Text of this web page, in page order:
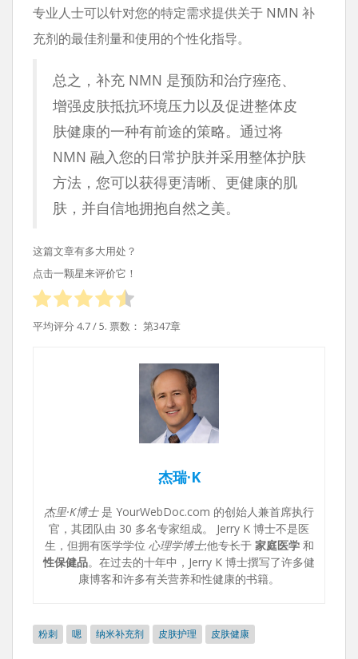
专业人士可以针对您的特定需求提供关于 NMN 补
充剂的最佳剂量和使用的个性化指导。
总之，补充 NMN 是预防和治疗痤疮、
增强皮肤抵抗环境压力以及促进整体皮
肤健康的一种有前途的策略。通过将
NMN 融入您的日常护肤并采用整体护肤
方法，您可以获得更清晰、更健康的肌
肤，并自信地拥抱自然之美。
这篇文章有多大用处？
点击一颗星来评价它！
平均评分 4.7/ 5. 票数： 第347章
杰瑞·K
杰里·K博士是 YourWebDoc.com 的创始人兼首席执行
官，其团队由 30 多名专家组成。 Jerry K 博士不是医
生，但拥有医学学位 心理学博士;他专长于 家庭医学和
性保健品。在过去的十年中，Jerry K 博士撰写了许多健
康博客和许多有关营养和性健康的书籍。
粉刺 嗯 纳米补充剂 皮肤护理 皮肤健康